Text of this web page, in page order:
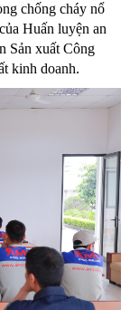
chống cháy nổ
Huấn luyện an
Sản xuất Công
kinh doanh.